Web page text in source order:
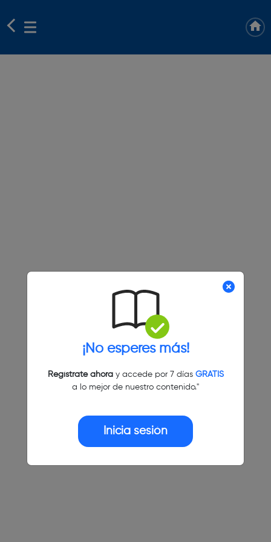
¡No esperes más!
Regístrate ahoray accede por 7 días GRATIS
a lo mejor de nuestro contenido."
Inicia sesión